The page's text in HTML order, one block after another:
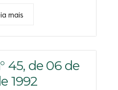
mais
45, de 06 de
1992